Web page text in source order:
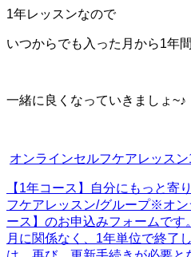
1年レッスンなので
いつからでも入った月から1年間
一緒に良くなっていきましょ~♪
オンラインセルフケアレッス
【1年コース】自分にもっと寄
フケアレッスン/グループ※オン
ース】のお申込みフォームで
月に関係なく、1年単位で終了